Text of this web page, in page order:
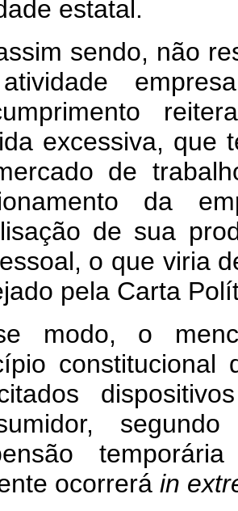
estatal.
sendo, não
excessiva, que
de
da
de sua
o que viria
pela Carta
modo, o
constitucional
ocorrerá in